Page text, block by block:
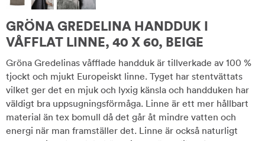
GRÖNA GREDELINA HANDDUK I
VÅFFLAT LINNE, 40 X 60, BEIGE
Gröna Gredelinas våfflade handduk är tillverkade av 100 %
tjockt och mjukt Europeiskt linne. Tyget har stentvättats
vilket ger det en mjuk och lyxig känsla och handduken har
väldigt bra uppsugningsförmåga. Linne är ett mer hållbart
material än tex bomull då det går åt mindre vatten och
energi när man framställer det. Linne är också naturligt